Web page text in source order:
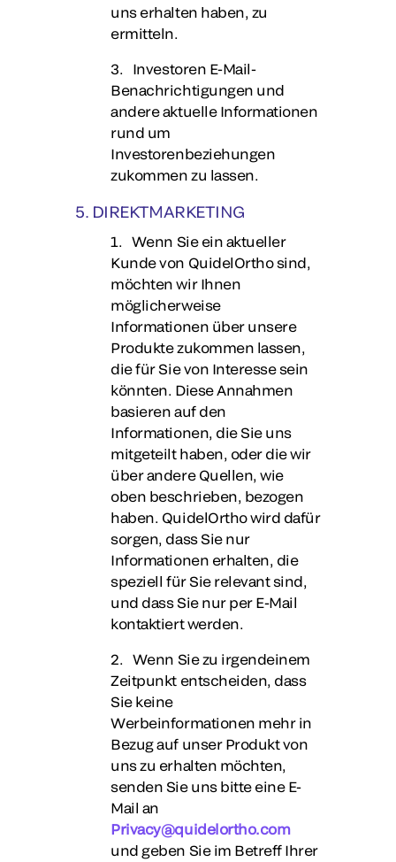
uns erhalten haben, zu
ermitteln.
3. Investoren E-Mail-
Benachrichtigungen und
andere aktuelle Informationen
rund um
Investorenbeziehungen
zukommen zu lassen.
5. DIREKTMARKETING
1. Wenn Sie ein aktueller
Kunde von QuidelOrtho sind,
möchten wir Ihnen
möglicherweise
Informationen über unsere
Produkte zukommen lassen,
die für Sie von Interesse sein
könnten. Diese Annahmen
basieren auf den
Informationen, die Sie uns
mitgeteilt haben, oder die wir
über andere Quellen, wie
oben beschrieben, bezogen
haben. QuidelOrtho wird dafür
sorgen, dass Sie nur
Informationen erhalten, die
speziell für Sie relevant sind,
und dass Sie nur per E-Mail
kontaktiert werden.
2. Wenn Sie zu irgendeinem
Zeitpunkt entscheiden, dass
Sie keine
Werbeinformationen mehr in
Bezug auf unser Produkt von
uns zu erhalten möchten,
senden Sie uns bitte eine E-
Mail an
Privacy@quidelortho.com
und geben Sie im Betreff Ihrer